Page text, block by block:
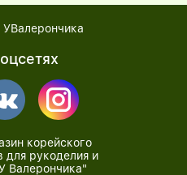
УВалерончика
корейского
для рукоделия и
Валерончика"